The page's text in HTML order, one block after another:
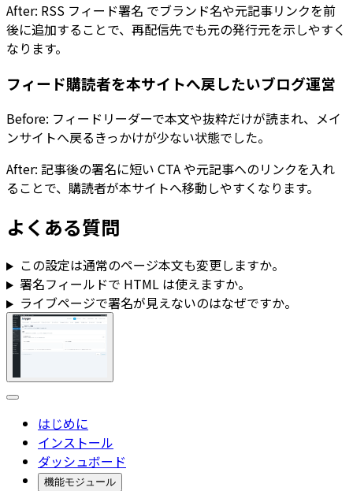
After: RSS フィード署名 でブランド名や元記事リンクを前
後に追加することで、再配信先でも元の発行元を示しやすく
なります。
フィード購読者を本サイトへ戻したいブログ運営
Before: フィードリーダーで本文や抜粋だけが読まれ、メイ
ンサイトへ戻るきっかけが少ない状態でした。
After: 記事後の署名に短い CTA や元記事へのリンクを入れ
ることで、購読者が本サイトへ移動しやすくなります。
よくある質問
この設定は通常のページ本文も変更しますか。
署名フィールドで HTML は使えますか。
ライブページで署名が見えないのはなぜですか。
はじめに
インストール
ダッシュボード
機能モジュール